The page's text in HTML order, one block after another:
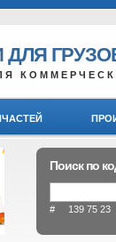
ДЛЯ
Поиск по
# 139 75 23